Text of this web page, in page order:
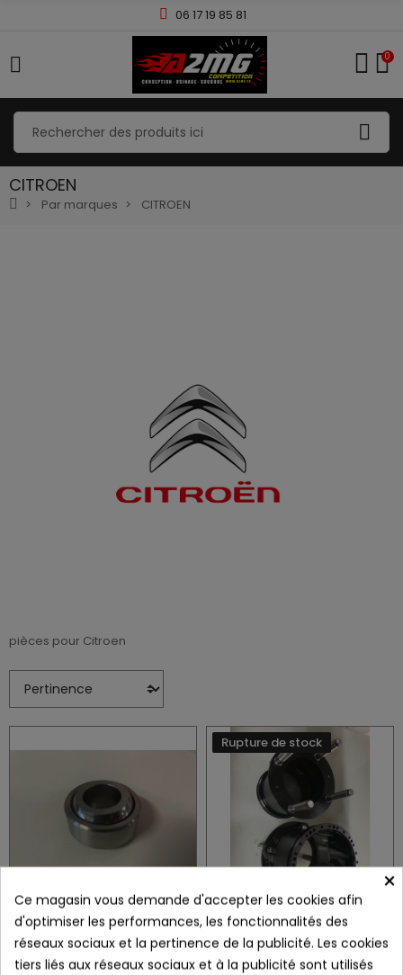
06 17 19 85 81
0
CITROEN
Par marques CITROEN
pièces pour Citroen
BYT12 (.R) ref PSA 1E1226107A
157,33 €
Rupture de stock
Moyeux de roue Saxo S1600
1 200,00 €
×
Ce magasin vous demande d'accepter les cookies afin
d'optimiser les performances, les fonctionnalités des
réseaux sociaux et la pertinence de la publicité. Les cookies
tiers liés aux réseaux sociaux et à la publicité sont utilisés